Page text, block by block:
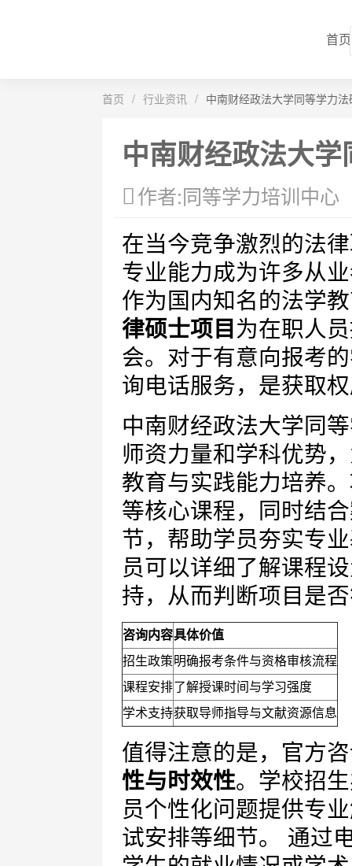
首页
首页 / 行业资讯 / 中南财经政法大学同等学力
中南财经政法大
作者:同等学力培训中心
在当今竞争激烈的法
专业能力成为许多从
作为国内知名的法学
律硕士项目 为在职人
会。对于有意向报考
询电话服务，是获取
中南财经政法大学同
师资力量和学科优势
教育与实践能力培养
等核心课程，同时结
节，帮助学员夯实专
员可以详细了解课程
持，从而判断项目是
咨询内容具体价值
招生政策明确报考条件与资格审核流程
课程安排了解授课时间与学习强度
学术支持获取导师指导与文献资源信息
值得注意的是，官方
性与时效性。学校招
员个性化问题提供专
试安排等细节。 通过